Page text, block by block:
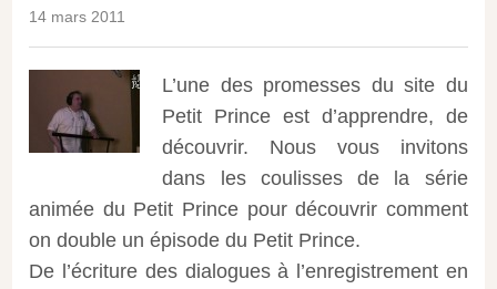
14 mars 2011
L’une des promesses du site du
Petit Prince est d’apprendre, de
découvrir. Nous vous invitons
dans les coulisses de la série
animée du Petit Prince pour découvrir comment
on double un épisode du Petit Prince.
De l’écriture des dialogues à l’enregistrement en